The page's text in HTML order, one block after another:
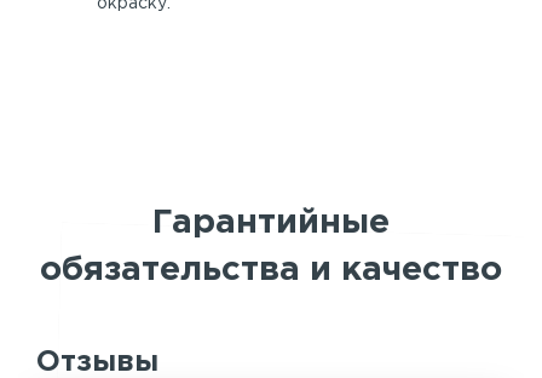
окраску.
Гарантийные
обязательства и качество
Отзывы